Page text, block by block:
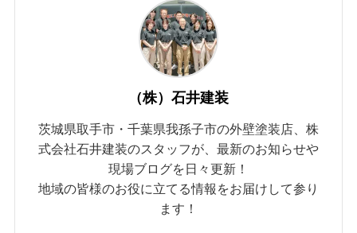
（株）石井建装
茨城県取手市・千葉県我孫子市の外壁塗装店、株
式会社石井建装のスタッフが、最新のお知らせや
現場ブログを日々更新！
地域の皆様のお役に立てる情報をお届けして参り
ます！